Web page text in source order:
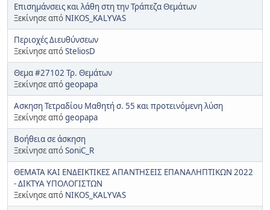
Επισημάνσεις και λάθη στη την Τράπεζα Θεμάτων
Ξεκίνησε από NIKOS_KALYVAS
Περιοχές Διευθύνσεων
Ξεκίνησε απόSteliosD
Θεμα #27102 Τρ. Θεμάτων
Ξεκίνησε απόgeopapa
Ασκηση Τετραδίου Μαθητή σ. 55 και προτεινόμενη λύση
Ξεκίνησε απόgeopapa
Βοήθεια σε άσκηση
Ξεκίνησε απόSoniC_R
ΘΕΜΑΤΑ ΚΑΙ ΕΝΔΕΙΚΤΙΚΕΣ ΑΠΑΝΤΗΣΕΙΣ ΕΠΑΝΑΛΗΠΤΙΚΩΝ 2022
- ΔΙΚΤΥΑ ΥΠΟΛΟΓΙΣΤΩΝ
Ξεκίνησε από NIKOS_KALYVAS